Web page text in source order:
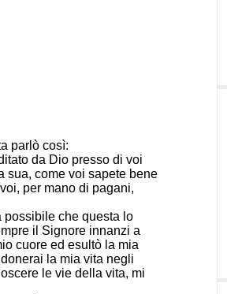
parlò così:
da Dio presso di voi
sua, come voi sapete bene
per mano di pagani,
possibile che questa lo
il Signore innanzi a
cuore ed esultò la mia
la mia vita negli
le vie della vita, mi